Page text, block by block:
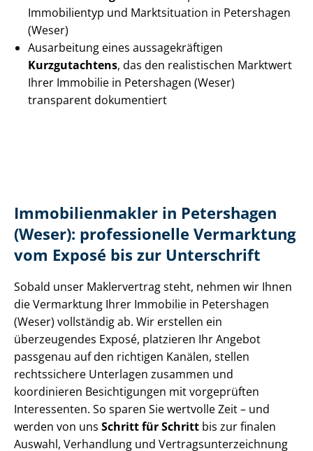
Immobilientyp und Marktsituation in Petershagen
(Weser)
Ausarbeitung eines aus­sa­ge­kräf­ti­gen
Kurzgutachtens, das den realistischen Marktwert
Ihrer Immobilie in Petershagen (Weser)
transparent dokumentiert
Im­mo­bi­li­en­mak­ler in Petershagen
(Weser): professionelle Vermarktung
vom Exposé bis zur Unterschrift
Sobald unser Maklervertrag steht, nehmen wir Ihnen
die Vermarktung Ihrer Immobilie in Petershagen
(Weser) vollständig ab. Wir erstellen ein
überzeugendes Exposé, platzieren Ihr Angebot
passgenau auf den richtigen Kanälen, stellen
rechtssichere Unterlagen zusammen und
koordinieren Besichtigungen mit vorgeprüften
Interessenten. So sparen Sie wertvolle Zeit – und
werden von uns Schritt für Schritt bis zur finalen
Auswahl, Verhandlung und Ver­trags­un­ter­zeich­nung